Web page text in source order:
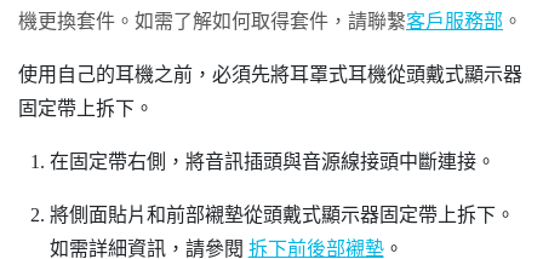
機更換套件。如需了解如何取得套件，請聯繫客戶服務部 。
使用自己的耳機之前，必須先將耳罩式耳機從頭戴式顯示器
固定帶上拆下。
在固定帶右側，將音訊插頭與音源線接頭中斷連接。
將側面貼片和前部襯墊從頭戴式顯示器固定帶上拆下。
如需詳細資訊，請參閱 拆下前後部襯墊。